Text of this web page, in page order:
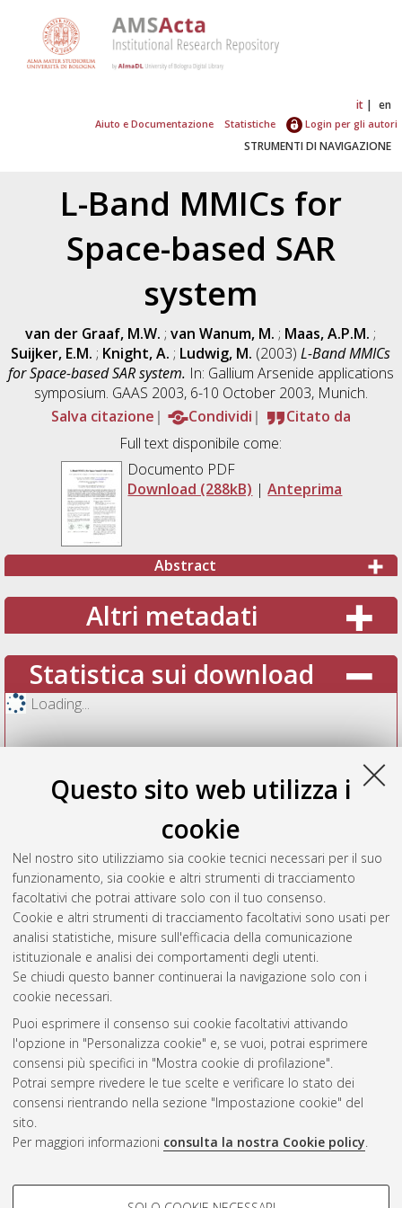
Questo sito web utilizza i
cookie
Nel nostro sito utilizziamo sia cookie tecnici necessari per il suo
funzionamento, sia cookie e altri strumenti di tracciamento
facoltativi che potrai attivare solo con il tuo consenso.
Cookie e altri strumenti di tracciamento facoltativi sono usati per
analisi statistiche, misure sull'efficacia della comunicazione
istituzionale e analisi dei comportamenti degli utenti.
Se chiudi questo banner continuerai la navigazione solo con i
cookie necessari.
Puoi esprimere il consenso sui cookie facoltativi attivando
l'opzione in "Personalizza cookie" e, se vuoi, potrai esprimere
consensi più specifici in "Mostra cookie di profilazione".
Potrai sempre rivedere le tue scelte e verificare lo stato dei
consensi rientrando nella sezione "Impostazione cookie" del
sito.
Per maggiori informazioni consulta la nostra Cookie policy.
COOKIE DI PROFILAZIONE -
it en
Aiuto e Documentazione Statistiche Login per gli autori
STRUMENTI DI NAVIGAZIONE
L-Band MMICs for
Space-based SAR
system
van der Graaf, M.W. ;van Wanum, M. ; Maas, A.P.M. ;
Suijker, E.M. ; Knight, A. ; Ludwig, M. (2003)L-Band MMICs
for Space-based SAR system. In: Gallium Arsenide applications
symposium. GAAS 2003, 6-10 October 2003, Munich.
Salva citazione
Condividi
Citato da
Full text disponibile come:
Documento PDF
Download (288kB) |Anteprima
Abstract
Altri metadati
Statistica sui download
Loading...
Vedi altre statistiche
Gestione del documento:
Atom
Rss
2.0
AMS Acta
ISSN: 2038-7954
re3data.org -
doi.org/10.17616/R3P19R
Servizio implementato e
Impostazioni Cookie